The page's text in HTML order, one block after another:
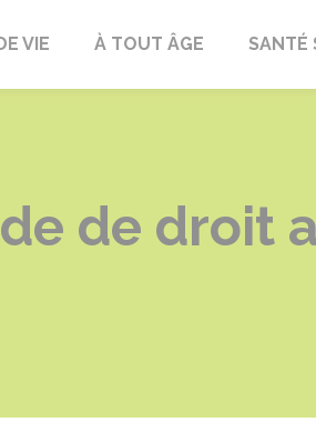
VIE À TOUT ÂGE SANTÉ
de droit